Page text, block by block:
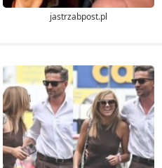
jastrzabpost.pl